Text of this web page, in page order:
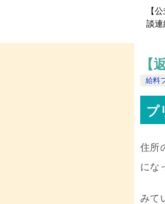
【
談連
【
給料
プ
住所
にな
みて